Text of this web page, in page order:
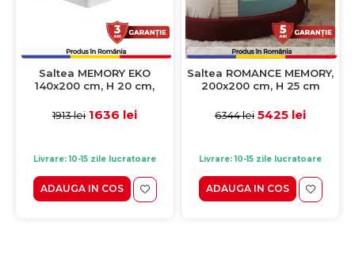
Saltea MEMORY EKO
140x200 cm, H 20 cm,
1913 lei 1636 lei
Livrare: 10-15 zile lucratoare
ADAUGA IN COS
Saltea ROMANCE MEMORY,
200x200 cm, H 25 cm
6344 lei 5425 lei
Livrare: 10-15 zile lucratoare
ADAUGA IN COS